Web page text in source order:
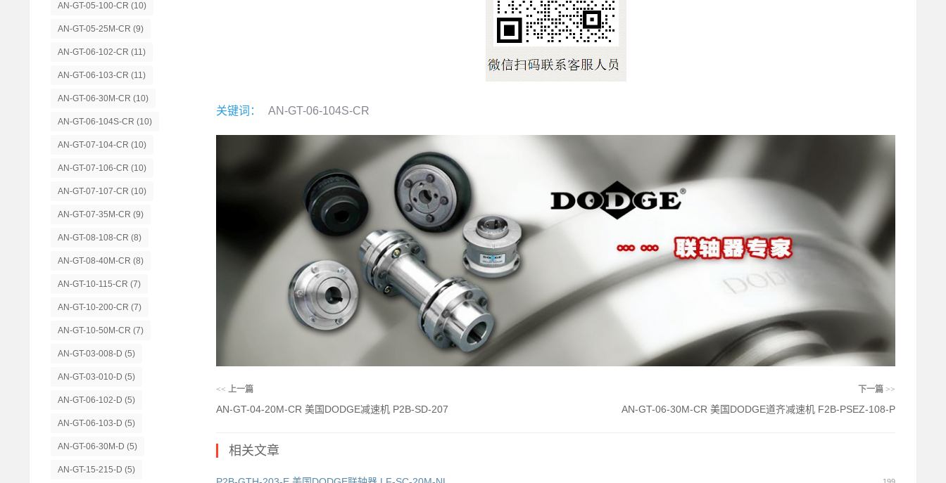
AN-GT-05-100-CR (10)
AN-GT-05-25M-CR (9)
AN-GT-06-102-CR (11)
AN-GT-06-103-CR (11)
AN-GT-06-30M-CR (10)
AN-GT-06-104S-CR (10)
AN-GT-07-104-CR (10)
AN-GT-07-106-CR (10)
AN-GT-07-107-CR (10)
AN-GT-07-35M-CR (9)
AN-GT-08-108-CR (8)
AN-GT-08-40M-CR (8)
AN-GT-10-115-CR (7)
AN-GT-10-200-CR (7)
AN-GT-10-50M-CR (7)
AN-GT-03-008-D (5)
AN-GT-03-010-D (5)
AN-GT-06-102-D (5)
AN-GT-06-103-D (5)
AN-GT-06-30M-D (5)
AN-GT-15-215-D (5)
关键词： AN-GT-06-104S-CR
<< 上一篇
AN-GT-04-20M-CR 美国DODGE减速机 P2B-SD-207
下一篇 >>
AN-GT-06-30M-CR 美国DODGE道齐减速机 F2B-PSEZ-108-P
相关文章